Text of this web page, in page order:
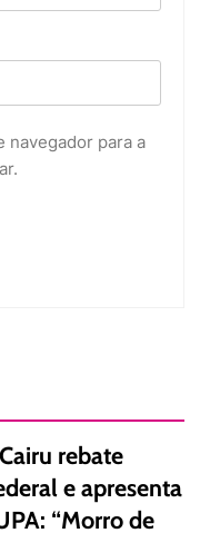
navegador para a
rebate
e apresenta
“Morro de